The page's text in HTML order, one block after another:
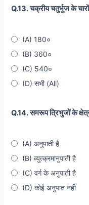
Q.13. चक्रीय चतुर्भुज के चारों
(A) 180०
(B) 360०
(C) 540०
(D) सभी (All)
Q.14. समरूप त्रिभुजों के
(A) अनुपाती है
(B) व्युत्क्रमानुपाती है
(C) वर्ग के अनुपाती है
(D) कोई अनुपात नहीं